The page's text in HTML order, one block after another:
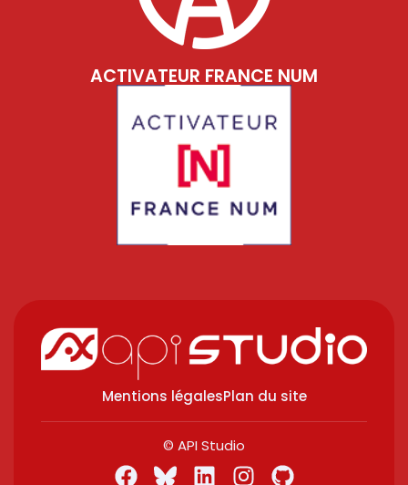
ACTIVATEUR FRANCE NUM
Mentions légalesPlan du site
© API Studio